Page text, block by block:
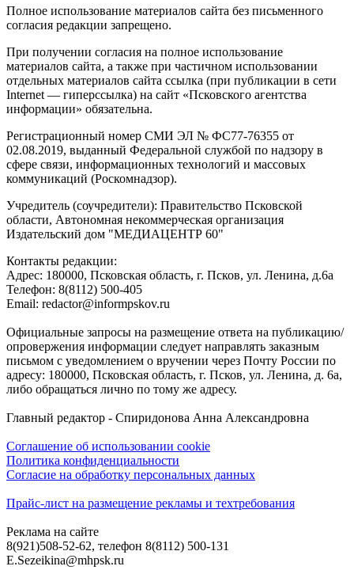
Полное использование материалов сайта без письменного
согласия редакции запрещено.
При получении согласия на полное использование
материалов сайта, а также при частичном использовании
отдельных материалов сайта ссылка (при публикации в сети
Internet — гиперссылка) на сайт «Псковского агентства
информации» обязательна.
Регистрационный номер СМИ ЭЛ № ФС77-76355 от
02.08.2019, выданный Федеральной службой по надзору в
сфере связи, информационных технологий и массовых
коммуникаций (Роскомнадзор).
Учредитель (соучредители): Правительство Псковской
области, Автономная некоммерческая организация
Издательский дом "МЕДИАЦЕНТР 60"
Контакты редакции:
Адреc: 180000, Псковская область, г. Псков, ул. Ленина, д.6а
Телефон: 8(8112) 500-405
Email: redactor@informpskov.ru
Официальные запросы на размещение ответа на публикацию/
опровержения информации следует направлять заказным
письмом с уведомлением о вручении через Почту России по
адресу: 180000, Псковская область, г. Псков, ул. Ленина, д. 6а,
либо обращаться лично по тому же адресу.
Главный редактор - Спиридонова Анна Александровна
Соглашение об использовании cookie
Политика конфиденциальности
Согласие на обработку персональных данных
Прайс-лист на размещение рекламы и техтребования
Реклама на сайте
8(921)508-52-62, телефон 8(8112) 500-131
E.Sezeikina@mhpsk.ru